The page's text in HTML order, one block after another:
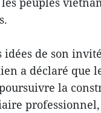
idées de son
a déclaré que
la